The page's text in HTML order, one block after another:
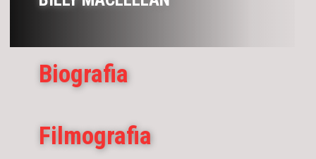
Biografia
Filmografia